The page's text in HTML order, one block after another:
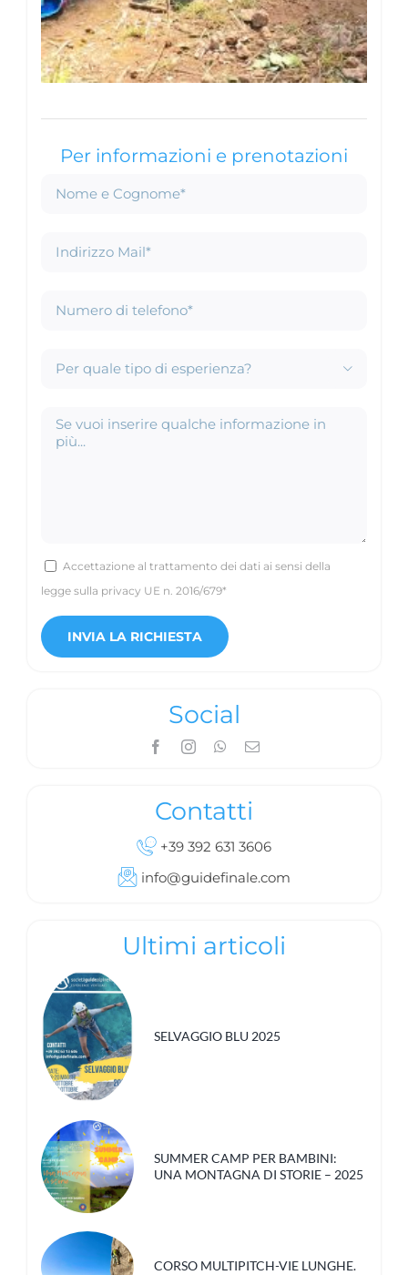
Per informazioni e prenotazioni

Accettazione al trattamento dei dati ai sensi della
legge sulla privacy UE n. 2016/679*
Social
Contatti
+39 392 631 3606
info@guidefinale.com
Ultimi articoli
SELVAGGIO BLU 2025
SUMMER CAMP PER BAMBINI:
UNA MONTAGNA DI STORIE – 2025
CORSO MULTIPITCH-VIE LUNGHE.